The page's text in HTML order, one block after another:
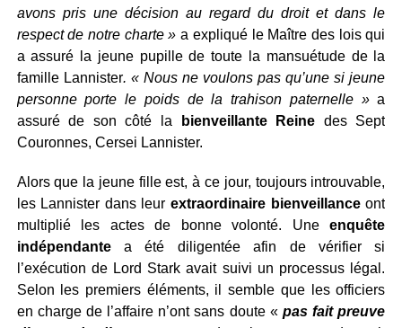
avons pris une décision au regard du droit et dans le
respect de notre charte »a expliqué le Maître des lois qui
a assuré la jeune pupille de toute la mansuétude de la
famille Lannister. « Nous ne voulons pas qu’une si jeune
personne porte le poids de la trahison paternelle »a
assuré de son côté la
bienveillante Reine des Sept
Couronnes, Cersei Lannister.
Alors que la jeune fille est, à ce jour, toujours introuvable,
les Lannister dans leur extraordinaire bienveillanceont
multiplié les actes de bonne volonté. Uneenquête
indépendantea été diligentée afin de vérifier si
l’exécution de Lord Stark avait suivi un processus légal.
Selon les premiers éléments, il semble que les officiers
en charge de l’affaire n’ont sans doute «pas fait preuve